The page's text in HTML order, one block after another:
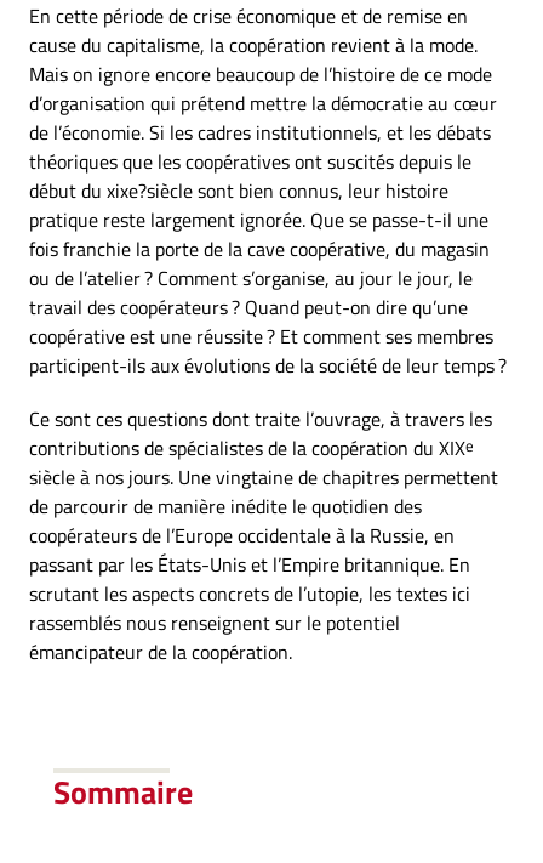
En cette période de crise économique et de remise en
cause du capitalisme, la coopération revient à la mode.
Mais on ignore encore beaucoup de l’histoire de ce mode
d’organisation qui prétend mettre la démocratie au cœur
de l’économie. Si les cadres institutionnels, et les débats
théoriques que les coopératives ont suscités depuis le
début du xixe?siècle sont bien connus, leur histoire
pratique reste largement ignorée. Que se passe-t-il une
fois franchie la porte de la cave coopérative, du magasin
ou de l’atelier ? Comment s’organise, au jour le jour, le
travail des coopérateurs ? Quand peut-on dire qu’une
coopérative est une réussite ? Et comment ses membres
participent-ils aux évolutions de la société de leur temps ?
Ce sont ces questions dont traite l’ouvrage, à travers les
contributions de spécialistes de la coopération du XIXe
siècle à nos jours. Une vingtaine de chapitres permettent
de parcourir de manière inédite le quotidien des
coopérateurs de l’Europe occidentale à la Russie, en
passant par les États-Unis et l’Empire britannique. En
scrutant les aspects concrets de l’utopie, les textes ici
rassemblés nous renseignent sur le potentiel
émancipateur de la coopération.
Sommaire